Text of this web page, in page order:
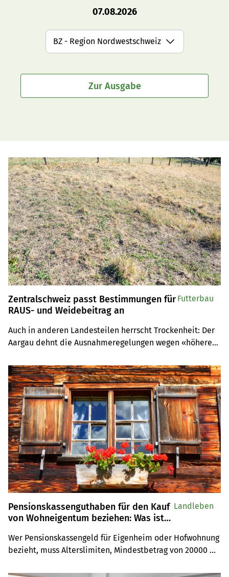
BZ - Region Nordwestschweiz
07.08.2026
Zur Ausgabe
Zentralschweiz passt Bestimmungen für
RAUS- und Weidebeitrag an
Auch in anderen Landesteilen herrscht Trockenheit: Der
Aargau dehnt die Ausnahmeregelungen wegen «höherer
eine Futtermittelbörse an. Und auf vielen Alpen in der
Innerschweiz wird das Wasser knapp.
Futterbau
Pensionskassenguthaben für den Kauf
von Wohneigentum beziehen: Was ist
Wer Pensionskassengeld für Eigenheim oder Hofwohnung
bezieht, muss Alterslimiten, Mindestbetrag von 20000
steuerliche Folgen beachten.
Landleben